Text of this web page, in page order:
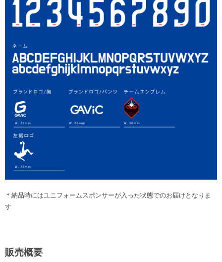
＊納品時にはユニフォームスポンサーが入った状態でのお届けとなりま
す
販売概要